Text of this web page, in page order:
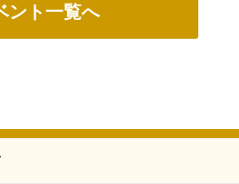
ント一覧へ